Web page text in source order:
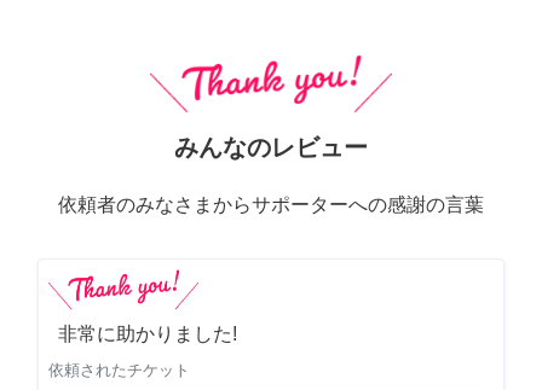
みんなのレビュー
依頼者のみなさまからサポーターへの感謝の言葉
非常に助かりました!
依頼されたチケット